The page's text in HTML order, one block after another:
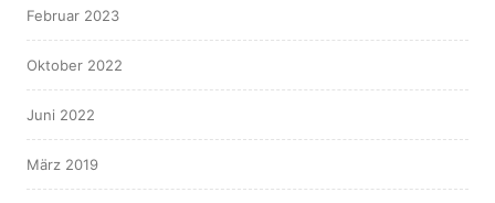
Februar 2023
Oktober 2022
Juni 2022
März 2019